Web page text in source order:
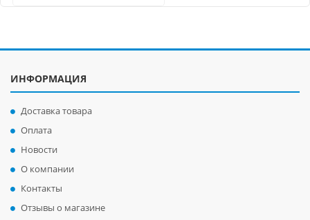
ИНФОРМАЦИЯ
Доставка товара
Оплата
Новости
О компании
Контакты
Отзывы о магазине